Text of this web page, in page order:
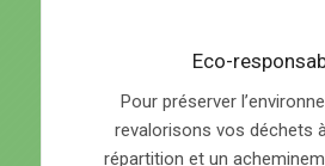
Eco-
Pour préserver
revalorisons vos déchets
répartition et un